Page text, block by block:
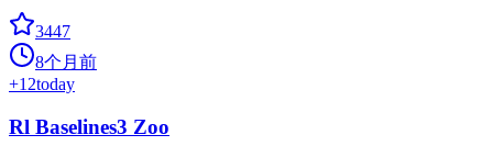
3447
8个月前
+12today
Rl Baselines3 Zoo